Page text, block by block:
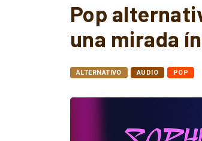
Pop
una mirada
ALTERNATIVO AUDIO POP